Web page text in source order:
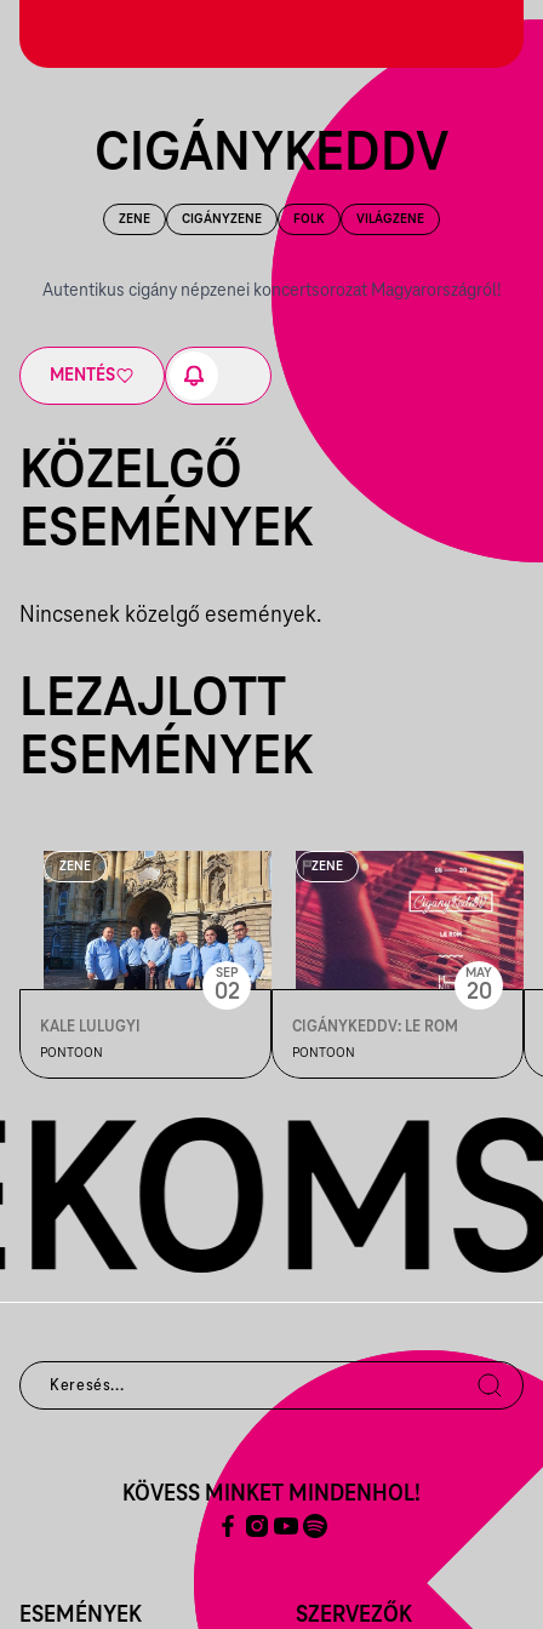
CIGÁNYKEDDV
ZENE CIGÁNYZENE FOLK VILÁGZENE
Autentikus cigány népzenei koncertsorozat Magyarországról!
MENTÉS
KÖZELGŐ
ESEMÉNYEK
Nincsenek közelgő események.
LEZAJLOTT
ESEMÉNYEK
ZENE
KALE LULUGYI
PONTOON
SEP
02
ZENE
CIGÁNYKEDDV: LE ROM
PONTOON
MAY
20
ESEMÉNYEK SZERVEZŐK
KÖVESS MINKET MINDENHOL!